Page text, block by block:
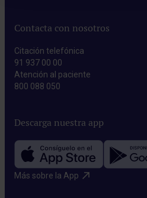
Contacta con nosotros
Citación telefónica
91 937 00 00
Atención al paciente
800 088 050
Descarga nuestra app
Más sobre la App​